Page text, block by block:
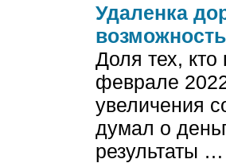
Удаленка
Доля тех,
феврале
увеличения
думал о
результаты …